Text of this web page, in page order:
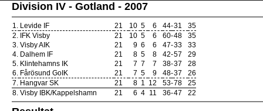
Division IV - Gotland - 2007
1. Levide IF 21 10 5 6 44-31
35
2. IFK Visby 21 10 5 6 60-48
35
3. Visby AIK 21 9 6 6 47-33
33
4. Dalhem IF 21 8 5 8 42-57
29
5. Klintehamns IK 21 7 7 7 38-37
28
6. Fårösund GoIK 21 7 5 9 48-37
26
7. Hangvar SK 21 8 1 12 53-78
25
8. Visby IBK/Kappelshamn 21 6 4 11 36-47 22